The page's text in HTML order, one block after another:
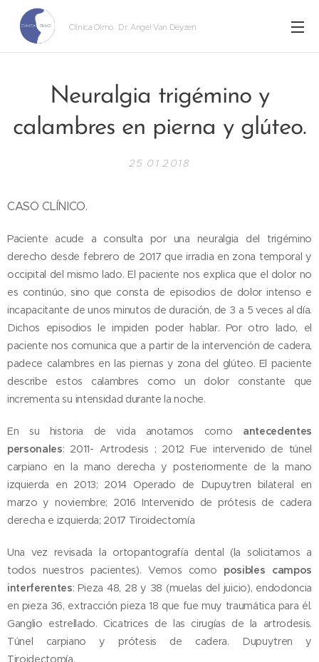
Clínica Olmo. Dr. Angel Van Deyzen
Neuralgia trigémino y
calambres en pierna y glúteo.
25.01.2018
CASO CLÍNICO.
Paciente acude a consulta por una neuralgia del trigémino
derecho desde febrero de 2017 que irradia en zona temporal y
occipital del mismo lado. El paciente nos explica que el dolor no
es continúo, sino que consta de episodios de dolor intenso e
incapacitante de unos minutos de duración, de 3 a 5 veces al día.
Dichos episodios le impiden poder hablar. Por otro lado, el
paciente nos comunica que a partir de la intervención de cadera,
padece calambres en las piernas y zona del glúteo. El paciente
describe estos calambres como un dolor constante que
incrementa su intensidad durante la noche.
En su historia de vida anotamos como antecedentes
personales: 2011- Artrodesis ; 2012 Fue intervenido de túnel
carpiano en la mano derecha y posteriormente de la mano
izquierda en 2013; 2014 Operado de Dupuytren bilateral en
marzo y noviembre; 2016 Intervenido de prótesis de cadera
derecha e izquierda; 2017 Tiroidectomía
Una vez revisada la ortopantografía dental (la solicitamos a
todos nuestros pacientes). Vemos como posibles campos
interferentes: Pieza 48, 28 y 38 (muelas del juicio), endodoncia
en pieza 36, extracción pieza 18 que fue muy traumática para él.
Ganglio estrellado. Cicatrices de las cirugías de la artrodesis.
Túnel carpiano y prótesis de cadera. Dupuytren y
Tiroidectomía.